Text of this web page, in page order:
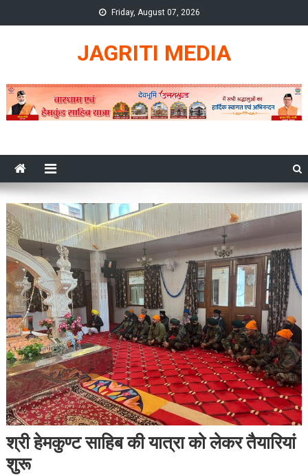
to
Friday, August 07, 2026
JAGRITI MEDIA
श्री हेमकुण्ट साहिब की यात्रा को लेकर तैयारियां
शुरू